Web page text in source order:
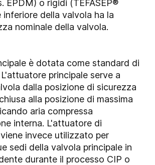
EPDM) o rigidi (TEFASEP®
inferiore della valvola ha la
nominale della valvola.
è dotata come standard di
principale serve a
dalla posizione di sicurezza
alla posizione di massima
aria compressa
interna. L'attuatore di
invece utilizzato per
sedi della valvola principale in
durante il processo CIP o